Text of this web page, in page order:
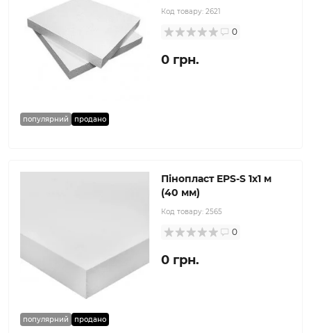
популярний продано
Код товару: 2621
0
0 грн.
популярний продано
Пінопласт EPS-S 1x1 м
(40 мм)
Код товару: 2565
0
0 грн.